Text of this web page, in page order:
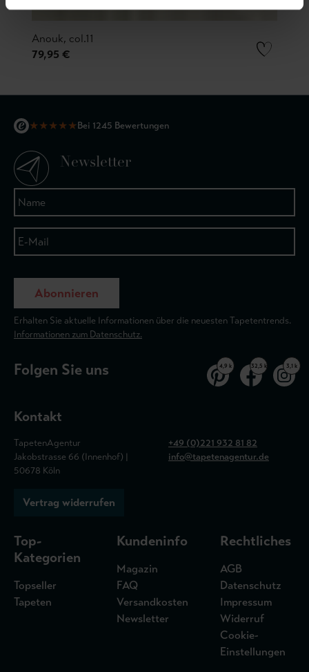
Anouk, col.11
79,95 €
★★★★★Bei 1245 Bewertungen
Newsletter
Abonnieren
Erhalten Sie aktuelle Informationen über die neuesten Tapetentrends.
Informationen zum Datenschutz.
Folgen Sie uns 4,9 k 32,5 k 3,1 k
Kontakt
TapetenAgentur
Jakobstrasse 66 (Innenhof) |
50678 Köln
+49 (0)221 932 81 82
info@tapetenagentur.de
Vertrag widerrufen
Top-
Kategorien
Topseller
Tapeten
Kundeninfo
Magazin
FAQ
Versandkosten
Newsletter
Rechtliches
AGB
Datenschutz
Impressum
Widerruf
Cookie-
Einstellungen